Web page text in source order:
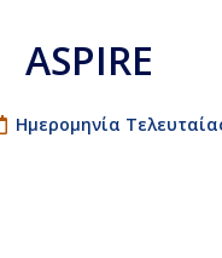
ASPIRE
Ημερομηνία